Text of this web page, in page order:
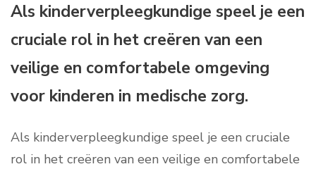
Als kinderverpleegkundige speel je een
cruciale rol in het creëren van een
veilige en comfortabele omgeving
voor kinderen in medische zorg.
Als kinderverpleegkundige speel je een cruciale
rol in het creëren van een veilige en comfortabele